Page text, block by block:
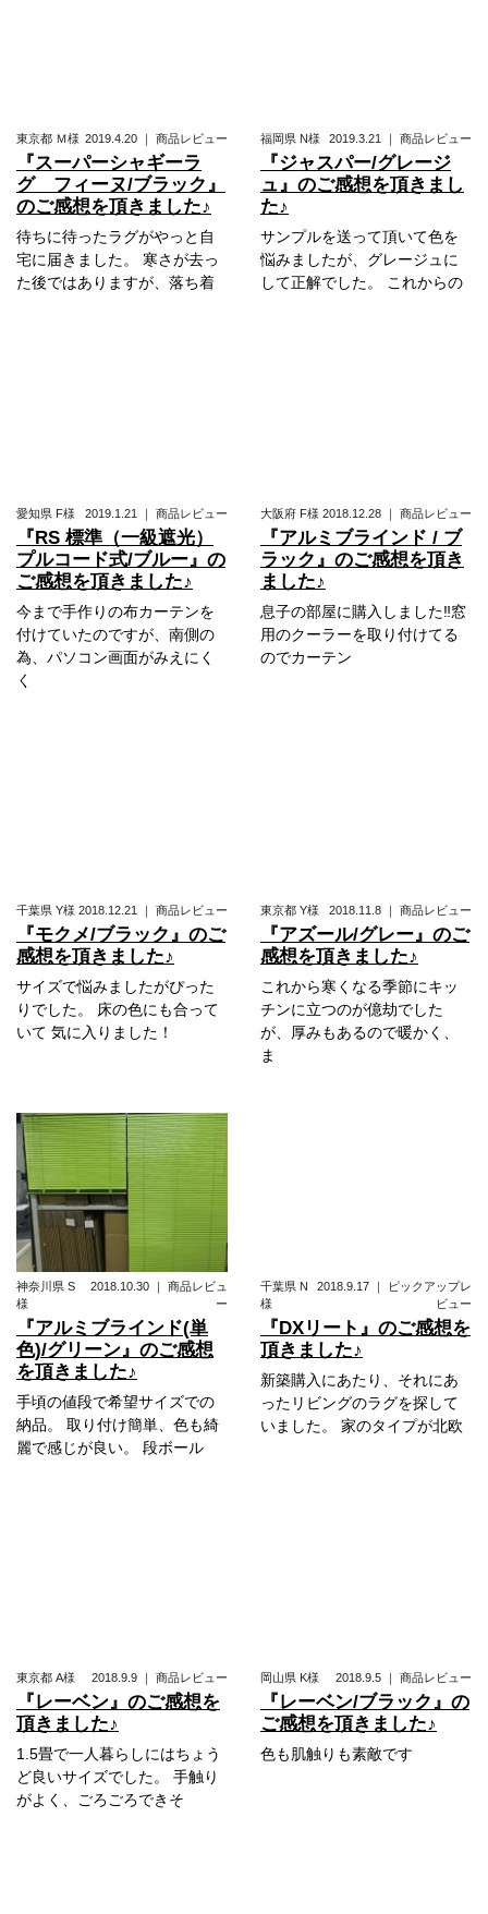
東京都 Ｍ様 2019.4.20 ｜ 商品レビュー
『スーパーシャギーラ
グ フィーヌ/ブラック』
のご感想を頂きました♪
待ちに待ったラグがやっと自
宅に届きました。 寒さが去っ
た後ではありますが、落ち着
福岡県 N様 2019.3.21 ｜ 商品レビュー
『ジャスパー/グレージ
ュ』のご感想を頂きまし
た♪
サンプルを送って頂いて色を
悩みましたが、グレージュに
して正解でした。 これからの
愛知県 F様 2019.1.21 ｜ 商品レビュー
『RS 標準（一級遮光）
プルコード式/ブルー』の
ご感想を頂きました♪
今まで手作りの布カーテンを
付けていたのですが、南側の
為、パソコン画面がみえにく
く
大阪府 F様 2018.12.28 ｜ 商品レビュー
『アルミブラインド / ブ
ラック』のご感想を頂き
ました♪
息子の部屋に購入しました‼窓
用のクーラーを取り付けてる
のでカーテン
千葉県 Y様 2018.12.21 ｜ 商品レビュー
『モクメ/ブラック』のご
感想を頂きました♪
サイズで悩みましたがぴった
りでした。 床の色にも合って
いて 気に入りました！
東京都 Y様 2018.11.8 ｜ 商品レビュー
『アズール/グレー』のご
感想を頂きました♪
これから寒くなる季節にキッ
チンに立つのが億劫でした
が、厚みもあるので暖かく、
ま
神奈川県 S
様
2018.10.30 ｜ 商品レビュ
ー
『アルミブラインド(単
色)/グリーン』のご感想
を頂きました♪
手頃の値段で希望サイズでの
納品。 取り付け簡単、色も綺
麗で感じが良い。 段ボール
千葉県 N
様
2018.9.17 ｜
ピックアップレ
ビュー
『DXリート』のご感想を
頂きました♪
新築購入にあたり、それにあ
ったリビングのラグを探して
いました。 家のタイプが北欧
東京都 A様 2018.9.9 ｜ 商品レビュー
『レーベン』のご感想を
頂きました♪
1.5畳で一人暮らしにはちょう
ど良いサイズでした。 手触り
がよく、ごろごろできそ
岡山県 K様 2018.9.5 ｜ 商品レビュー
『レーベン/ブラック』の
ご感想を頂きました♪
色も肌触りも素敵です